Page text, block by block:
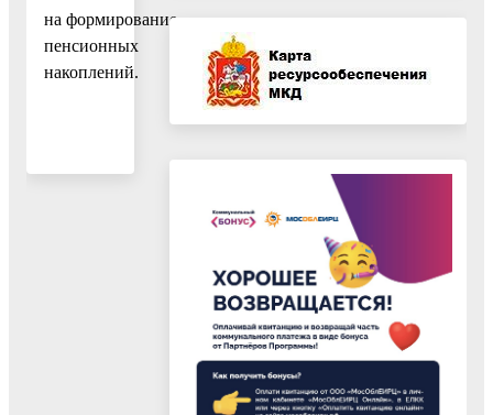
на формирование
пенсионных
накоплений.